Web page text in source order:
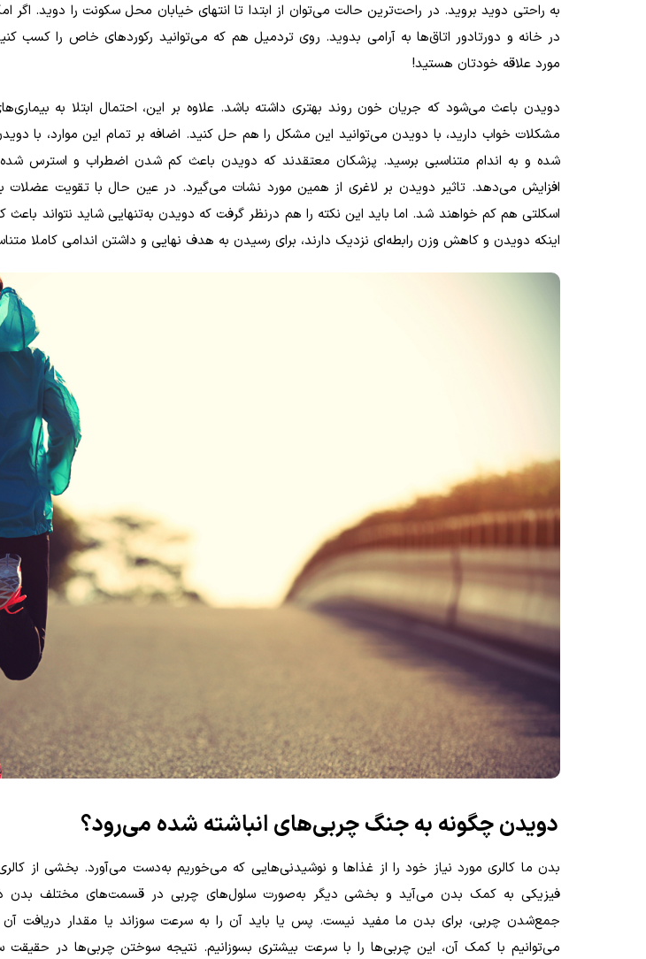
به راحتی دوید بروید. در راحت‌ترین حالت می‌توان از ابتدا تا انتهای خیابان محل سکونت را دوید. اگر
در خانه و دورتادور اتاق‌ها به آرامی بدوید. روی تردمیل هم که می‌توانید رکوردهای خاص را کسب
مورد علاقه خودتان هستید!
دویدن باعث می‌شود که جریان خون روند بهتری داشته باشد. علاوه بر این، احتمال ابتلا به
مشکلات خواب دارید، با دویدن می‌توانید این مشکل را هم حل کنید. اضافه بر تمام این موارد، با
شده و به اندام متناسبی برسید. پزشکان معتقدند که دویدن باعث کم شدن اضطراب و استرس شده
افزایش می‌دهد. تاثیر دویدن بر لاغری از همین مورد نشات می‌گیرد. در عین حال با تقویت عضلات
اسکلتی هم کم خواهند شد. اما باید این نکته را هم درنظر گرفت که دویدن به‌تنهایی شاید نتواند
اینکه دویدن و کاهش وزن رابطه‌ای نزدیک دارند، برای رسیدن به هدف نهایی و داشتن اندامی کاملا
دویدن چگونه به جنگ چربی‌های انباشته شده می‌رود؟
بدن ما کالری مورد نیاز خود را از غذاها و نوشیدنی‌هایی که می‌خوریم به‌دست می‌آورد. بخشی از
فیزیکی به کمک بدن می‌آید و بخشی دیگر به‌صورت سلول‌های چربی در قسمت‌های مختلف بدن
جمع‌شدن چربی، برای بدن ما مفید نیست. پس یا باید آن را به سرعت سوزاند یا مقدار دریافت
می‌توانیم با کمک آن، این چربی‌ها را با سرعت بیشتری بسوزانیم. نتیجه سوختن چربی‌ها در